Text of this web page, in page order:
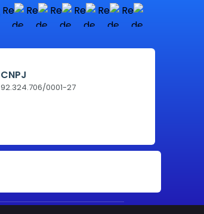
CNPJ
92.324.706/0001-27